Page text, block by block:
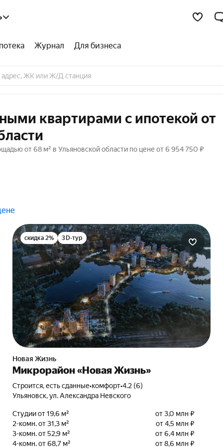
Журнал Для бизнеса
квартирами с ипотекой от
от 68 м² в Ульяновской области по цене от 6 954 750 ₽
скидка 2% 3D-тур
Новая Жизнь
Микрорайон «Новая Жизнь»
Строится, есть сданные•комфорт•4.2 (6)
Ульяновск, ул. Александра Невского
Студии от 19,6 м²
от 3,0 млн ₽
2-комн. от 31,3 м²
от 4,5 млн ₽
3-комн. от 52,9 м²
от 6,4 млн ₽
4-комн. от 68,7 м²
от 8,6 млн ₽